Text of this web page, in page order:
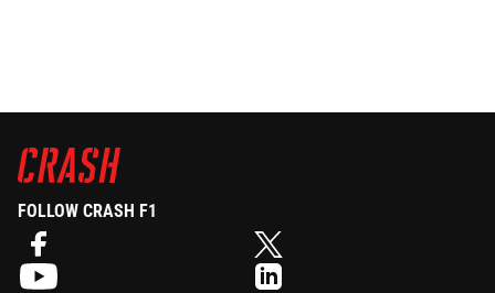
FOLLOW CRASH F1